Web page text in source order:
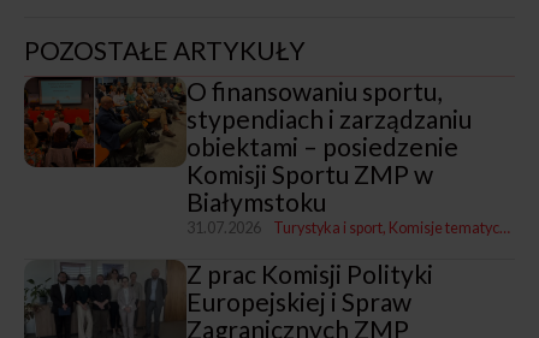
POZOSTAŁE ARTYKUŁY
O finansowaniu sportu,
stypendiach i zarządzaniu
obiektami – posiedzenie
Komisji Sportu ZMP w
Białymstoku
31.07.2026 Turystyka i sport Komisje tematyczne ZMP
Z prac Komisji Polityki
Europejskiej i Spraw
Zagranicznych ZMP